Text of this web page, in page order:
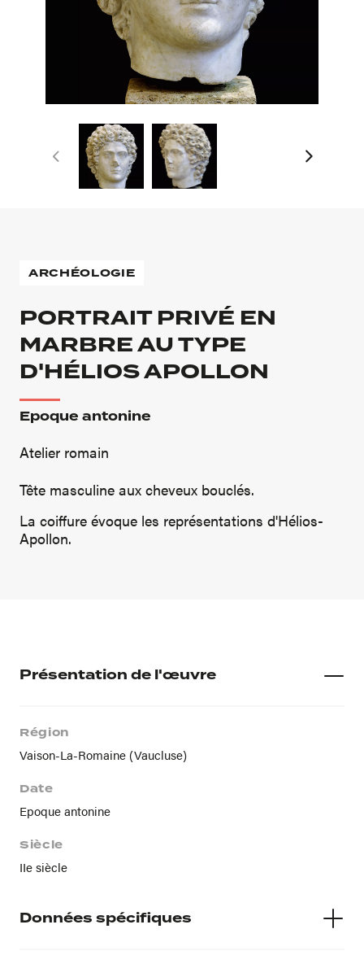
ARCHÉOLOGIE
PORTRAIT PRIVÉ EN
MARBRE AU TYPE
D'HÉLIOS APOLLON
Epoque antonine
Atelier romain
Tête masculine aux cheveux bouclés.
La coiffure évoque les représentations d'Hélios-
Apollon.
Présentation de l'œuvre
Région
Vaison-La-Romaine (Vaucluse)
Date
Epoque antonine
Siècle
IIe siècle
Données spécifiques